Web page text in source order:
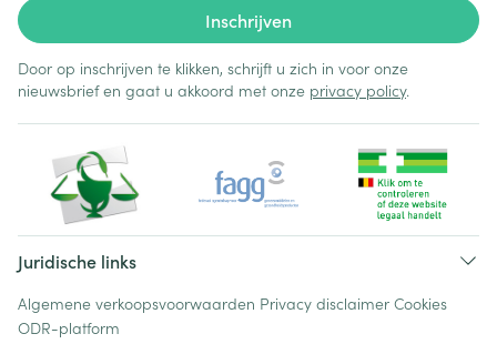
Inschrijven
Door op inschrijven te klikken, schrijft u zich in voor onze
nieuwsbrief en gaat u akkoord met onze privacy policy.
Juridische links
Algemene verkoopsvoorwaarden Privacy disclaimer Cookies
ODR-platform